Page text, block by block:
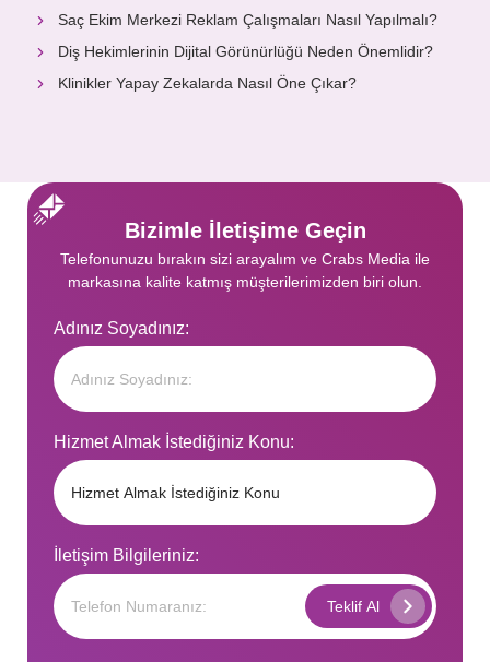
Saç Ekim Merkezi Reklam Çalışmaları Nasıl Yapılmalı?
Diş Hekimlerinin Dijital Görünürlüğü Neden Önemlidir?
Klinikler Yapay Zekalarda Nasıl Öne Çıkar?
Bizimle İletişime Geçin
Telefonunuzu bırakın sizi arayalım ve Crabs Media ile
markasına kalite katmış müşterilerimizden biri olun.
Adınız Soyadınız:
Hizmet Almak İstediğiniz Konu:
İletişim Bilgileriniz: